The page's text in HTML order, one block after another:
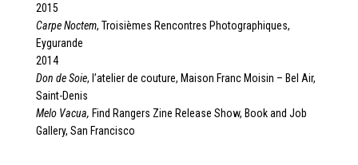
2015
Carpe Noctem, Troisièmes Rencontres Photographiques,
Eygurande
2014
Don de Soie, l’atelier de couture, Maison Franc Moisin – Bel Air,
Saint-Denis
Melo Vacua, Find Rangers Zine Release Show, Book and Job
Gallery, San Francisco